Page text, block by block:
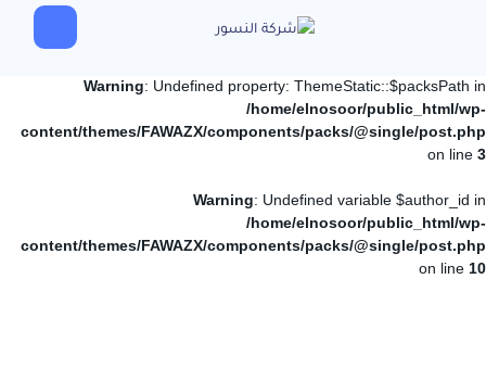
Warning: Undefined property: ThemeStatic::$packsPath in
/home/elnosoor/public_html/wp-
content/themes/FAWAZX/components/packs/@single/post.php
on line 3
Warning: Undefined variable $author_id in
/home/elnosoor/public_html/wp-
content/themes/FAWAZX/components/packs/@single/post.php
on line 10